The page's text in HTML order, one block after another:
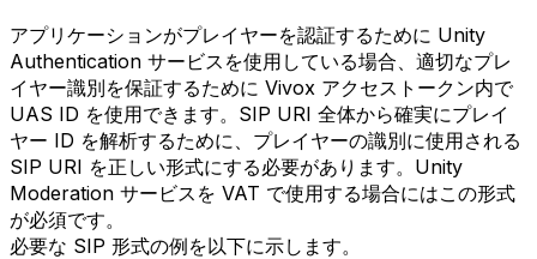
アプリケーションがプレイヤーを認証するために Unity
Authentication サービスを使用している場合、適切なプレ
イヤー識別を保証するために Vivox アクセストークン内で
UAS ID を使用できます。SIP URI 全体から確実にプレイ
ヤー ID を解析するために、プレイヤーの識別に使用される
SIP URI を正しい形式にする必要があります。Unity
Moderation サービスを VAT で使用する場合にはこの形式
が必須です。
必要な SIP 形式の例を以下に示します。